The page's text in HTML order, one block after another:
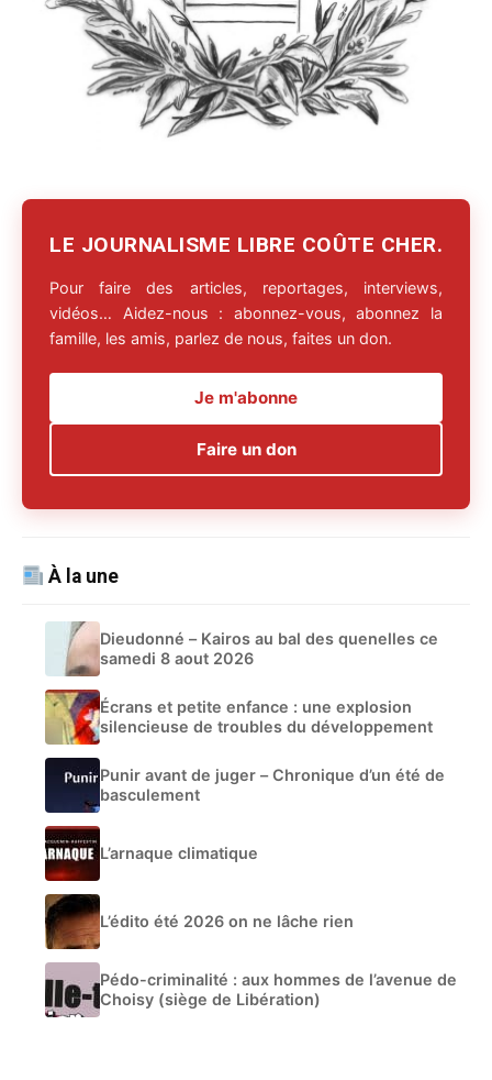
LE JOURNALISME LIBRE COÛTE CHER.
Pour faire des articles, reportages, interviews,
vidéos… Aidez-nous : abonnez-vous, abonnez la
famille, les amis, parlez de nous, faites un don.
Je m'abonne
Faire un don
À la une
Dieudonné – Kairos au bal des quenelles ce
samedi 8 aout 2026
Écrans et petite enfance : une explosion
silencieuse de troubles du développement
Punir avant de juger – Chronique d’un été de
basculement
L’arnaque climatique
L’édito été 2026 on ne lâche rien
Pédo-criminalité : aux hommes de l’avenue de
Choisy (siège de Libération)